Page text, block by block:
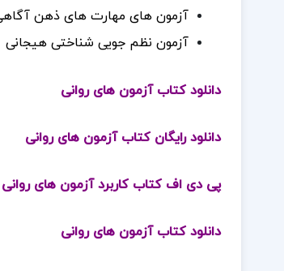
آزمون های مهارت های ذهن
آزمون نظم جویی شناختی هیجانی
دانلود کتاب آزمون های روانی
دانلود رایگان کتاب آزمون های روانی
پی دی اف کتاب کاربرد آزمون های روانی
دانلود کتاب آزمون های روانی